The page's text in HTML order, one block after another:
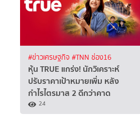
#ข่าวเศรษฐกิจ #TNN ช่อง16
หุ้น TRUE แกร่ง! นักวิเคราะห์
ปรับราคาเป้าหมายเพิ่ม หลัง
กำไรไตรมาส 2 ดีกว่าคาด
24